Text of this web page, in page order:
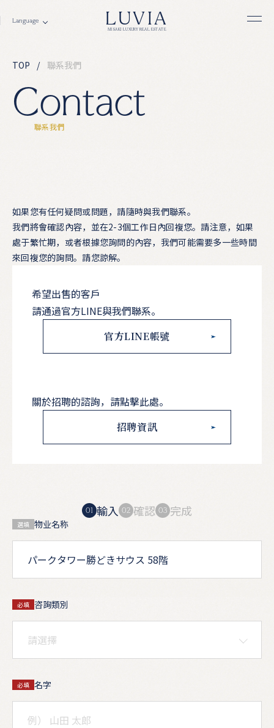
LUVIA
MISAKI LUXURY REAL ESTATE
Contact
聯系我們
TOP 聯系我們
希望出售的客戶
請通過官方LINE與我們聯系。
官方LINE帳號
關於招聘的諮詢，請點擊此處。
招聘資訊
如果您有任何疑問或問題，請隨時與我們聯系。
我們將會確認內容，並在2-3個工作日內回複您。請注意，如果
處于繁忙期，或者根據您詢問的內容，我們可能需要多一些時間
來回複您的詢問。請您諒解。
輸入 確認 完成
選填 物业名称
必填 咨詢類別
必填 名字